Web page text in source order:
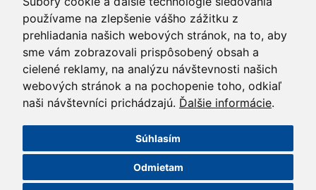
používame na zlepšenie vášho zážitku z
prehliadania našich webových stránok, na to, aby
sme vám zobrazovali prispôsobený obsah a
cielené reklamy, na analýzu návštevnosti našich
webových stránok a na pochopenie toho, odkiaľ
naši návštevníci prichádzajú. Ďalšie informácie.
Súhlasím
Odmietam
©2014 HOCHTIEF CZ a. s.
Nastavení cookies| Powered by: